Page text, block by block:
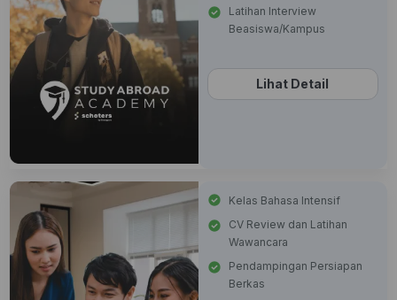
Latihan Interview
Beasiswa/Kampus
Lihat Detail
Kelas Bahasa Intensif
CV Review dan Latihan
Wawancara
Pendampingan Persiapan
Berkas